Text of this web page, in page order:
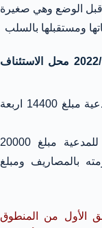
وقبل الوضع وهي صغيرة
ومستقبلها بالسلب
وقد قضت محكمة أول درجة في الدعوي …/2022 محل الاستئناف
أولا : بالزام المدعي عليه بأن يؤدي للمدعية مبلغ 14400 اربعة
ثانيا : بالزام المدعي عليه بأن يؤدي للمدعية مبلغ 20000
بالمصاريف ومبلغ
الأول من المنطوق